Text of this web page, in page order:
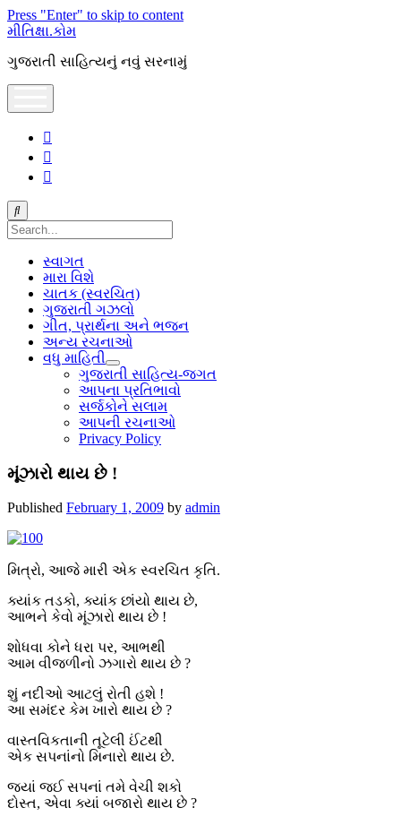
Press "Enter" to skip to content
મીતિક્ષા.કોમ
ગુજરાતી સાહિત્યનું નવું સરનામું
Search
સ્વાગત
મારા વિશે
ચાતક (સ્વરચિત)
ગુજરાતી ગઝલો
ગીત, પ્રાર્થના અને ભજન
અન્ય રચનાઓ
વધુ માહિતી
open
dropdown
menu
ગુજરાતી સાહિત્ય-જગત
આપના પ્રતિભાવો
સર્જકોને સલામ
આપની રચનાઓ
Privacy Policy
મૂંઝારો થાય છે !
Published February 1, 2009 by admin
મિત્રો, આજે મારી એક સ્વરચિત કૃતિ.
ક્યાંક તડકો, ક્યાંક છાંયો થાય છે,
આભને કેવો મૂંઝારો થાય છે !
શોધવા કોને ધરા પર, આભથી
આમ વીજળીનો ઝગારો થાય છે ?
શું નદીઓ આટલું રોતી હશે !
આ સમંદર કેમ ખારો થાય છે ?
વાસ્તવિકતાની તૂટેલી ઈંટથી
એક સપનાંનો મિનારો થાય છે.
જ્યાં જઈ સપનાં તમે વેચી શકો
દોસ્ત, એવા ક્યાં બજારો થાય છે ?